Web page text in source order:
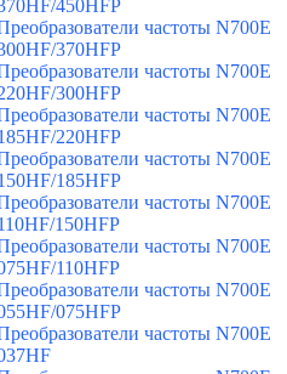
450HFP
частоты N700E
370HFP
частоты N700E
300HFP
частоты N700E
220HFP
частоты N700E
185HFP
частоты N700E
150HFP
частоты N700E
110HFP
частоты N700E
075HFP
частоты N700E